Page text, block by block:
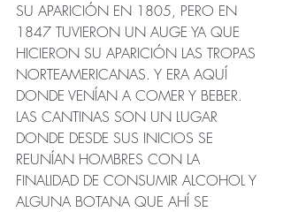
SU APARICIÓN EN 1805, PERO EN
1847 TUVIERON UN AUGE YA QUE
HICIERON SU APARICIÓN LAS TROPAS
NORTEAMERICANAS. Y ERA AQUÍ
DONDE VENÍAN A COMER Y BEBER.
LAS CANTINAS SON UN LUGAR
DONDE DESDE SUS INICIOS SE
REUNÍAN HOMBRES CON LA
FINALIDAD DE CONSUMIR ALCOHOL Y
ALGUNA BOTANA QUE AHÍ SE